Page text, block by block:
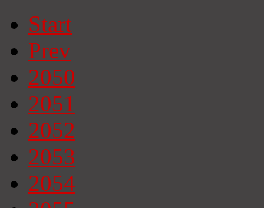
Start
Prev
2050
2051
2052
2053
2054